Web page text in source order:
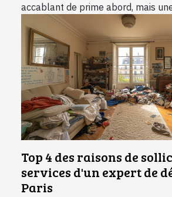
accablant de prime abord, mais
Top 4 des raisons de
services d'un expert de
Paris